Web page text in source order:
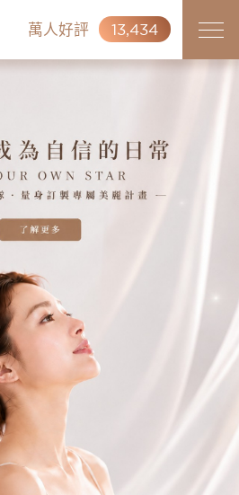
萬人好評 13,434